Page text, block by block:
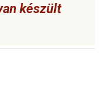
készült